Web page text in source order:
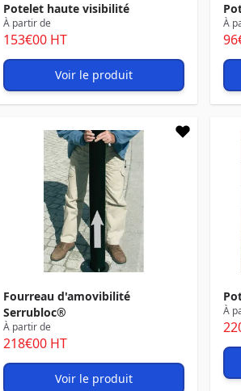
Potelet haute visibilité
À partir de
153€00 HT
Voir le produit
À
96
Fourreau d'amovibilité
Serrubloc®
À partir de
218€00 HT
Voir le produit
À